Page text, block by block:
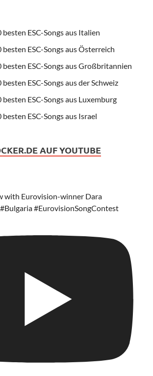
besten ESC-Songs aus Italien
besten ESC-Songs aus Österreich
besten ESC-Songs aus Großbritannien
ESC-Songs aus der Schweiz
besten ESC-Songs aus Luxemburg
ESC-Songs aus Israel
AUF YOUTUBE
with Eurovision-winner Dara
#EurovisionSongContest